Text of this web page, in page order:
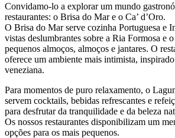
Convidamo-lo a explorar um mundo
restaurantes: o Brisa do Mar e o Ca’ d’Oro.
O Brisa do Mar serve cozinha Portuguesa e
vistas deslumbrantes sobre a Ria Formosa e
pequenos almoços, almoços e jantares. O
oferece um ambiente mais intimista,
veneziana.
Para momentos de puro relaxamento, o
servem cocktails, bebidas refrescantes e
para desfrutar da tranquilidade e da beleza
Os nossos restaurantes disponibilizam um
opções para os mais pequenos.